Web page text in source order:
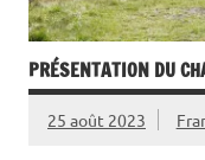
PRÉSENTATION DU
25 août 2023